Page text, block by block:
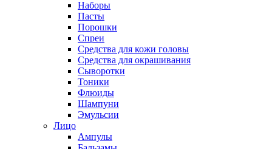
Наборы
Пасты
Порошки
Спреи
Средства для кожи головы
Средства для окрашивания
Сыворотки
Тоники
Флюиды
Шампуни
Эмульсии
Лицо
Ампулы